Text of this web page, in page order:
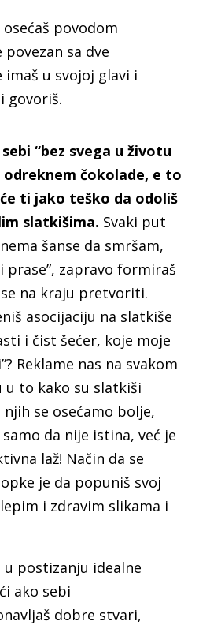
povodom
sa dve
imaš u svojoj glavi i
govoriš.
“bez svega u životu
odreknem čokolade, e to
ti jako teško da odoliš
slatkišima. Svaki put
šanse da smršam,
prase”, zapravo formiraš
na kraju pretvoriti.
asocijaciju na slatkiše
i čist šećer, koje moje
Reklame nas na svakom
u to kako su slatkiši
se osećamo bolje,
da nije istina, već je
laž! Način da se
je da popuniš svoj
i zdravim slikama i
postizanju idealne
ako sebi
dobre stvari,